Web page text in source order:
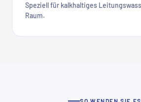
Speziell für kalkhaltiges
Raum.